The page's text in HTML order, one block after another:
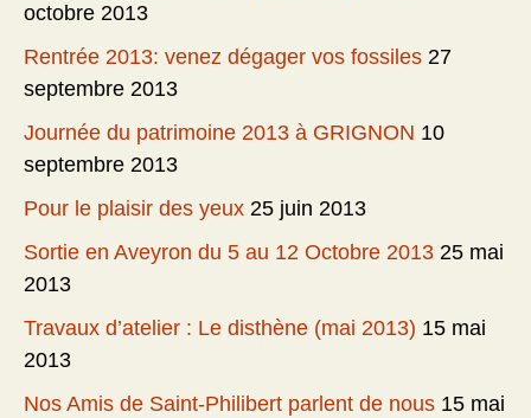
octobre 2013
Rentrée 2013: venez dégager vos fossiles 27
septembre 2013
Journée du patrimoine 2013 à GRIGNON 10
septembre 2013
Pour le plaisir des yeux 25 juin 2013
Sortie en Aveyron du 5 au 12 Octobre 2013 25 mai
2013
Travaux d’atelier : Le disthène (mai 2013) 15 mai
2013
Nos Amis de Saint-Philibert parlent de nous 15 mai